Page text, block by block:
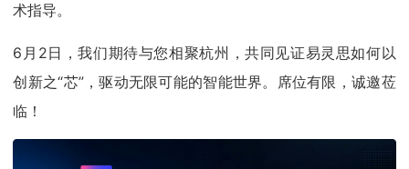
术指导。
6月2日，我们期待与您相聚杭州，共同见证易灵思如何以
创新之“芯”，驱动无限可能的智能世界。席位有限，诚邀莅
临！